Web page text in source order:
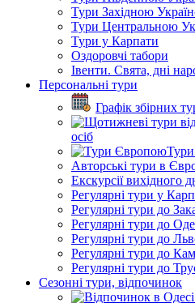
Тури Західною
Тури Центральною
Тури у Карпати
Оздоровчі табори
Івенти. Свята, дні
Персональні тури
Графік збірних
осіб
Авторські тури в
Екскурсії вихідного
Регулярні тури у
Регулярні тури до
Регулярні тури до
Регулярні тури до
Регулярні тури до
Регулярні тури до
Сезонні тури, відпочинок